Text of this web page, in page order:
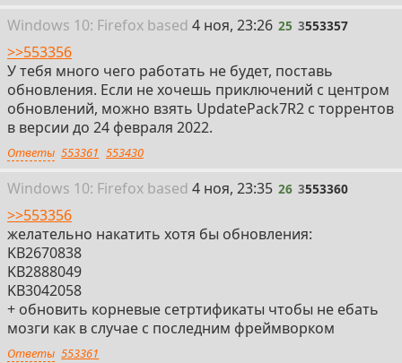
Windows 10: Firefox based 25
4 ноя, 23:26 25 3553357
>>553356
У тебя много чего работать не будет, поставь
обновления. Если не хочешь приключений с центром
обновлений, можно взять UpdatePack7R2 с торрентов
в версии до 24 февраля 2022.
Ответы 553361 553430
Windows 10: Firefox based 26
4 ноя, 23:35 26 3553360
>>553356
желательно накатить хотя бы обновления:
KB2670838
KB2888049
KB3042058
+ обновить корневые сетртификаты чтобы не ебать
мозги как в случае с последним фреймворком
Ответы 553361